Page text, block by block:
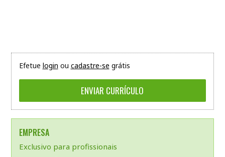
Efetue login ou cadastre-se grátis
EMPRESA
Exclusivo para profissionais